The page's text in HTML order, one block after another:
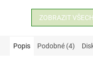
ZOBRAZIT
Popis Podobné (4)